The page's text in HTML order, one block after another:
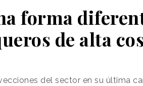
forma
de alta
del sector en su última